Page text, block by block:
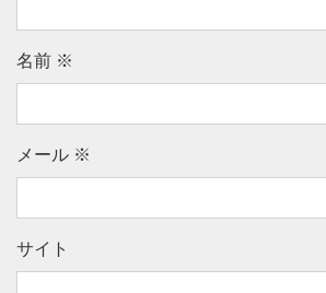
名前 ※
メール ※
サイト